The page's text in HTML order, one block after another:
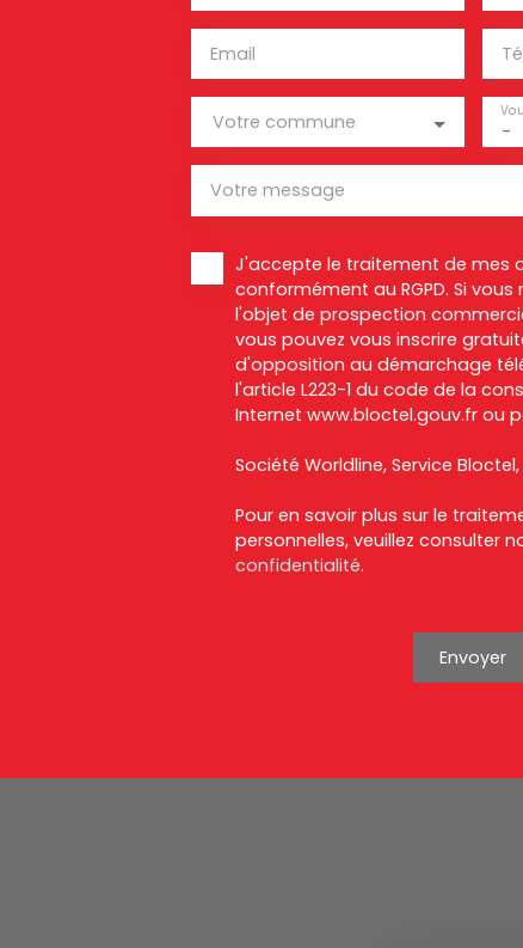
Email
Votre commune -
Votre message
J'accepte le traitement de mes
conformément au RGPD. Si
l'objet de prospection
vous pouvez vous inscrire
d'opposition au démarchage
l'article L223-1 du code de la
Internet www.bloctel.gouv.fr ou
Société Worldline, Service Bloctel,
Pour en savoir plus sur le
personnelles, veuillez consulter
confidentialité.
Envoyer